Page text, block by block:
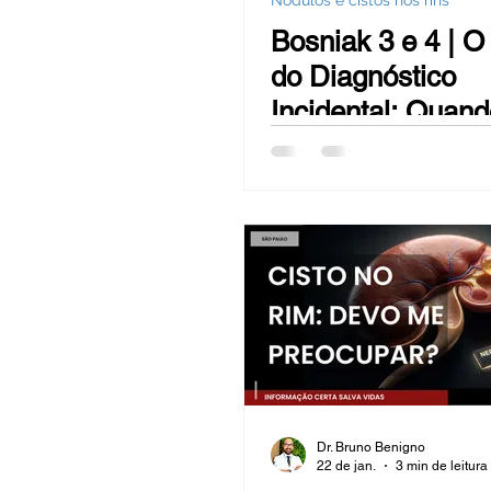
Sangue na urina (hematúrias)
Reversão de Vasectomia
Bosniak 3 e 4 |
do Diagnóstico
Incidental:
Cisto no Rim
Dr. Bruno Benigno
22 de jan.
3 min de leitura